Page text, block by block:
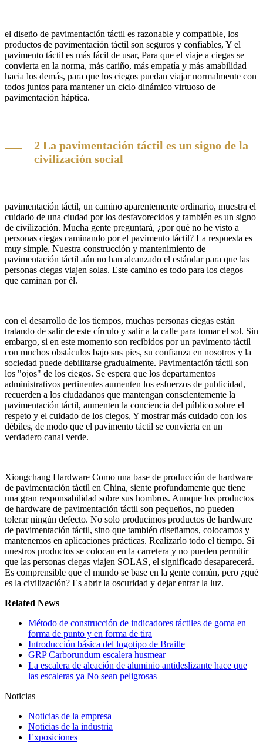
el diseño de pavimentación táctil es razonable y compatible, los
productos de pavimentación táctil son seguros y confiables, Y el
pavimento táctil es más fácil de usar, Para que el viaje a ciegas se
convierta en la norma, más cariño, más empatía y más amabilidad
hacia los demás, para que los ciegos puedan viajar normalmente con
todos juntos para mantener un ciclo dinámico virtuoso de
pavimentación háptica.
2 La pavimentación táctil es un signo de la
civilización social
pavimentación táctil, un camino aparentemente ordinario, muestra el
cuidado de una ciudad por los desfavorecidos y también es un signo
de civilización. Mucha gente preguntará, ¿por qué no he visto a
personas ciegas caminando por el pavimento táctil? La respuesta es
muy simple. Nuestra construcción y mantenimiento de
pavimentación táctil aún no han alcanzado el estándar para que las
personas ciegas viajen solas. Este camino es todo para los ciegos
que caminan por él.
con el desarrollo de los tiempos, muchas personas ciegas están
tratando de salir de este círculo y salir a la calle para tomar el sol. Sin
embargo, si en este momento son recibidos por un pavimento táctil
con muchos obstáculos bajo sus pies, su confianza en nosotros y la
sociedad puede debilitarse gradualmente. Pavimentación táctil son
los "ojos" de los ciegos. Se espera que los departamentos
administrativos pertinentes aumenten los esfuerzos de publicidad,
recuerden a los ciudadanos que mantengan conscientemente la
pavimentación táctil, aumenten la conciencia del público sobre el
respeto y el cuidado de los ciegos, Y mostrar más cuidado con los
débiles, de modo que el pavimento táctil se convierta en un
verdadero canal verde.
Xiongchang Hardware Como una base de producción de hardware
de pavimentación táctil en China, siente profundamente que tiene
una gran responsabilidad sobre sus hombros. Aunque los productos
de hardware de pavimentación táctil son pequeños, no pueden
tolerar ningún defecto. No solo producimos productos de hardware
de pavimentación táctil, sino que también diseñamos, colocamos y
mantenemos en aplicaciones prácticas. Realizarlo todo el tiempo. Si
nuestros productos se colocan en la carretera y no pueden permitir
que las personas ciegas viajen SOLAS, el significado desaparecerá.
Es comprensible que el mundo se base en la gente común, pero ¿qué
es la civilización? Es abrir la oscuridad y dejar entrar la luz.
Related News
Método de construcción de indicadores táctiles de goma en
forma de punto y en forma de tira
Introducción básica del logotipo de Braille
GRP Carborundum escalera husmear
La escalera de aleación de aluminio antideslizante hace que
las escaleras ya No sean peligrosas
Noticias
Noticias de la empresa
Noticias de la industria
Exposiciones